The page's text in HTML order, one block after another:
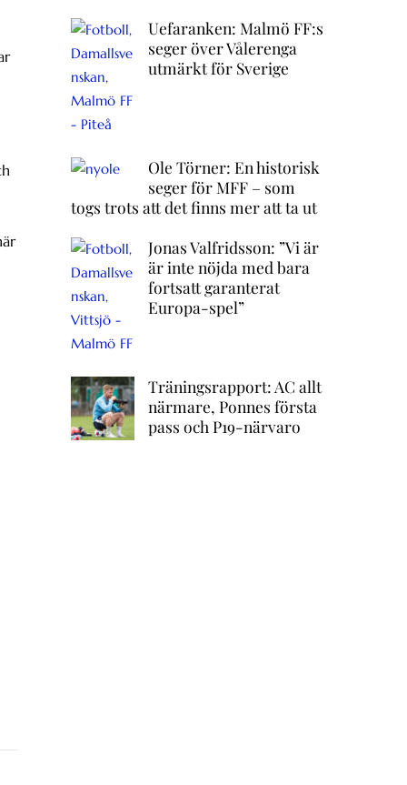
Uefaranken: Malmö FF:s
seger över Vålerenga
utmärkt för Sverige
Ole Törner: En historisk
seger för MFF – som
togs trots att det finns mer att ta ut
Jonas Valfridsson: ”Vi är
är inte nöjda med bara
fortsatt garanterat
Europa-spel”
Träningsrapport: AC allt
närmare, Ponnes första
pass och P19-närvaro